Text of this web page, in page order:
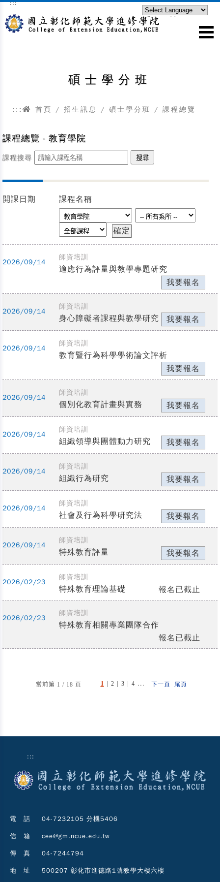
跳到主要內容區塊
:::
Powered by
碩士學分班
::: 首頁 / 招生訊息 / 碩士學分班 / 課程總覽
課程總覽 - 教育學院
課程搜尋
開課日期 課程名稱
2026/09/14
師資培訓
適應行為評量與教學專題研究
我要報名
2026/09/14
師資培訓
身心障礙者課程與教學研究 我要報名
2026/09/14
師資培訓
教育暨行為科學學術論文評析
我要報名
2026/09/14
師資培訓
個別化教育計畫與實務 我要報名
2026/09/14
師資培訓
組織領導與團體動力研究 我要報名
2026/09/14
師資培訓
組織行為研究 我要報名
2026/09/14
師資培訓
社會及行為科學研究法 我要報名
2026/09/14
師資培訓
特殊教育評量 我要報名
2026/02/23
師資培訓
特殊教育理論基礎 報名已截止
2026/02/23
師資培訓
特殊教育相關專業團隊合作
報名已截止
當前第 1 / 18 頁 1 | 2 | 3 | 4 ... 下一頁 尾頁
:::
電 話 04-7232105 分機5406
信 箱 cee@gm.ncue.edu.tw
傳 真 04-7244794
地 址 500207 彰化市進德路1號教學大樓六樓